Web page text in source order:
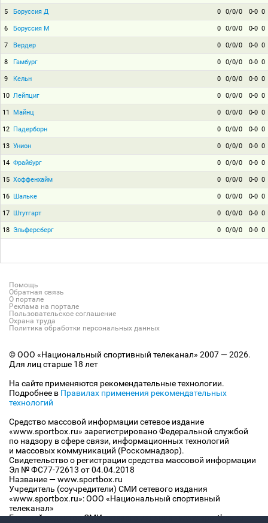
5 Боруссия Д 0 0/0/0 0-0 0
6 Боруссия М 0 0/0/0 0-0 0
7 Вердер 0 0/0/0 0-0 0
8 Гамбург 0 0/0/0 0-0 0
9 Кельн 0 0/0/0 0-0 0
10 Лейпциг 0 0/0/0 0-0 0
11 Майнц 0 0/0/0 0-0 0
12 Падерборн 0 0/0/0 0-0 0
13 Унион 0 0/0/0 0-0 0
14 Фрайбург 0 0/0/0 0-0 0
15 Хоффенхайм 0 0/0/0 0-0 0
16 Шальке 0 0/0/0 0-0 0
17 Штутгарт 0 0/0/0 0-0 0
18 Эльферсберг 0 0/0/0 0-0 0
Помощь
Обратная связь
О портале
Реклама на портале
Пользовательское соглашение
Охрана труда
Политика обработки персональных данных
© ООО «Национальный спортивный телеканал» 2007 — 2026.
Для лиц старше 18 лет
На сайте применяются рекомендательные технологии.
Подробнее в Правилах применения рекомендательных
технологий
Средство массовой информации сетевое издание
«www.sportbox.ru» зарегистрировано Федеральной службой
по надзору в сфере связи, информационных технологий
и массовых коммуникаций (Роскомнадзор).
Свидетельство о регистрации средства массовой информации
Эл № ФС77-72613 от 04.04.2018
Название — www.sportbox.ru
Учредитель (соучредители) СМИ сетевого издания
«www.sportbox.ru»: ООО «Национальный спортивный
телеканал»
Главный редактор СМИ сетевого издания «www.sportbox.ru»: